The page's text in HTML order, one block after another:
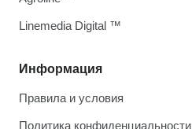
Информация
Правила и условия
Политика конфиденциальности
Linemedia Digital ™